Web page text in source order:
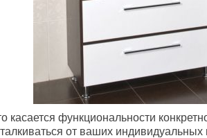
касается функциональности
от ваших